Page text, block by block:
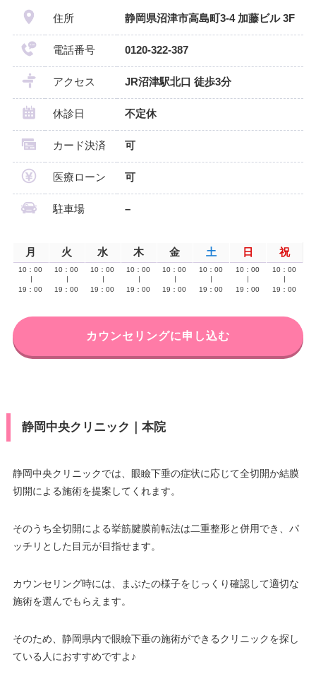
住所 静岡県沼津市高島町3-4 加藤ビル 3F
電話番号 0120-322-387
アクセス JR沼津駅北口 徒歩3分
休診日 不定休
カード決済 可
医療ローン 可
駐車場 –
月 火 水 木 金 土 日 祝
10：00
19：00
10：00
19：00
10：00
19：00
10：00
19：00
10：00
19：00
10：00
19：00
10：00
19：00
10：00
19：00
カウンセリングに申し込む
静岡中央クリニック｜本院
静岡中央クリニックでは、眼瞼下垂の症状に応じて全切開か結膜
切開による施術を提案してくれます。
そのうち全切開による挙筋腱膜前転法は二重整形と併用でき、パ
ッチリとした目元が目指せます。
カウンセリング時には、まぶたの様子をじっくり確認して適切な
施術を選んでもらえます。
そのため、静岡県内で眼瞼下垂の施術ができるクリニックを探し
ている人におすすめですよ♪